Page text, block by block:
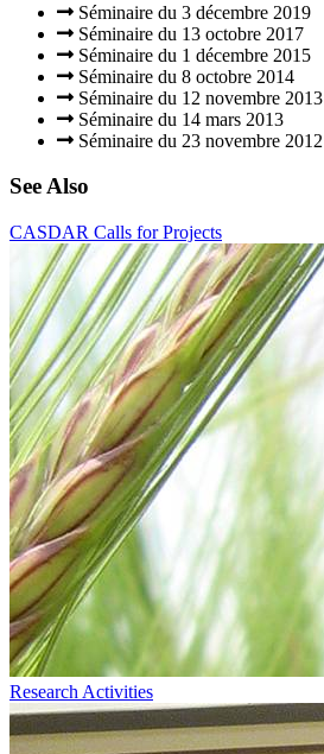
Séminaire du 3 décembre 2019
Séminaire du 13 octobre 2017
Séminaire du 1 décembre 2015
Séminaire du 8 octobre 2014
Séminaire du 12 novembre 2013
Séminaire du 14 mars 2013
Séminaire du 23 novembre 2012
See Also
CASDAR Calls for Projects
Research Activities